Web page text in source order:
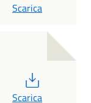
Scarica
Scarica